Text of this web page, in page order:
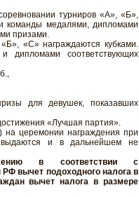
турниров «А», «Б»,
команды медалями, дипломами
призами.
«С» награждаются кубками.
дипломами соответствующих
для девушек, показавших
«Лучшая партия».
на церемонии награждения при
и в дальнейшем не
в соответствии с
вычет подоходного налога в
вычет налога в размере